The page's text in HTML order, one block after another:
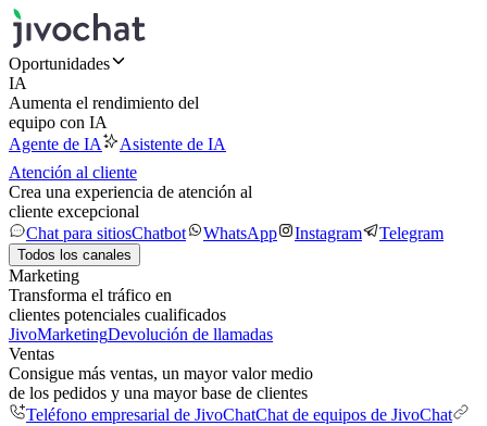
Oportunidades
IA
Aumenta el rendimiento del
equipo con IA
Agente de IA
Asistente de IA
Atención al cliente
Crea una experiencia de atención al
cliente excepcional
Chat para sitiosChatbot WhatsApp Instagram Telegram
Todos los canales
Marketing
Transforma el tráfico en
clientes potenciales cualificados
JivoMarketingDevolución de llamadas
Ventas
Consigue más ventas, un mayor valor medio
de los pedidos y una mayor base de clientes
Teléfono empresarial de JivoChatChat de equipos de JivoChat